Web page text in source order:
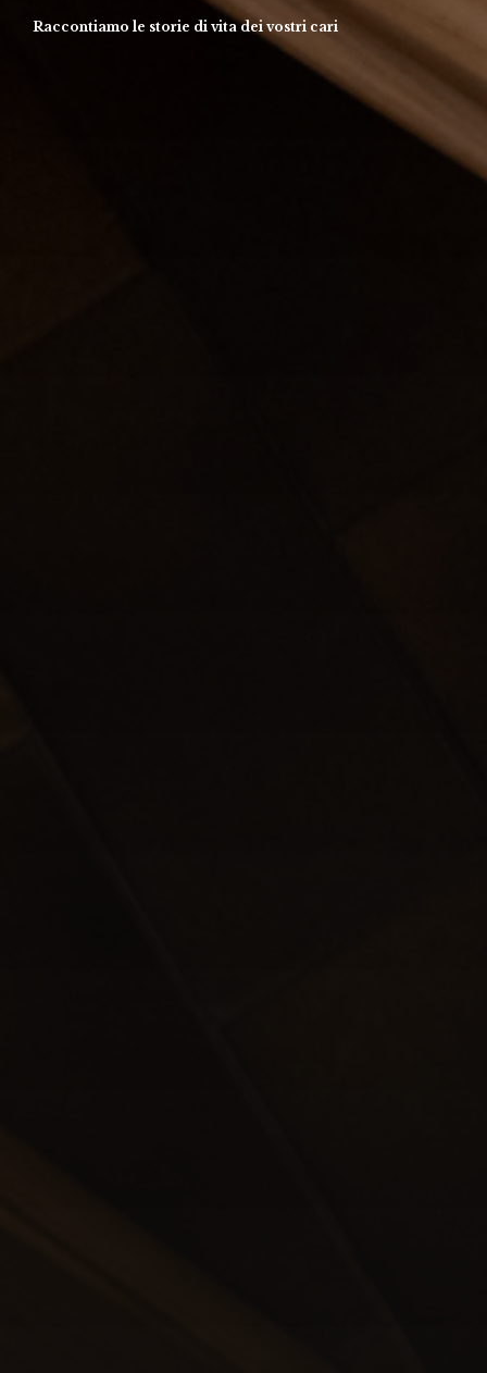
Raccontiamo le storie di vita dei vostri cari